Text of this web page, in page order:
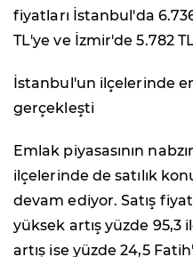
fiyatları İstanbul'da
TL'ye ve İzmir'de 5.782
İstanbul'un ilçelerinde
gerçekleşti
Emlak piyasasının
ilçelerinde de satılık
devam ediyor. Satış
yüksek artış yüzde 95,3
artış ise yüzde 24,5